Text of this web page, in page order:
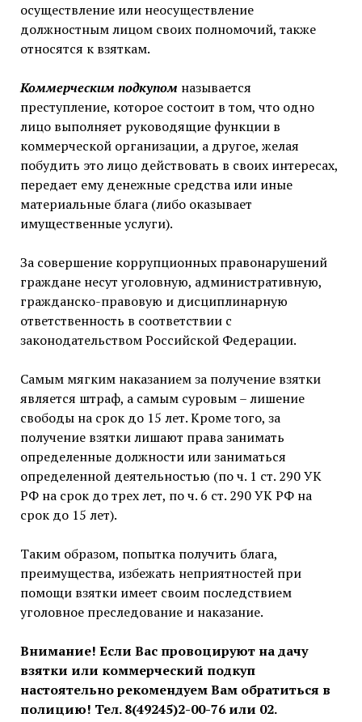
осуществление или неосуществление
должностным лицом своих полномочий, также
относятся к взяткам.
Коммерческим подкупом называется
преступление, которое состоит в том, что одно
лицо выполняет руководящие функции в
коммерческой организации, а другое, желая
побудить это лицо действовать в своих интересах,
передает ему денежные средства или иные
материальные блага (либо оказывает
имущественные услуги).
За совершение коррупционных правонарушений
граждане несут уголовную, административную,
гражданско-правовую и дисциплинарную
ответственность в соответствии с
законодательством Российской Федерации.
Самым мягким наказанием за получение взятки
является штраф, а самым суровым – лишение
свободы на срок до 15 лет. Кроме того, за
получение взятки лишают права занимать
определенные должности или заниматься
определенной деятельностью (по ч. 1 ст. 290 УК
РФ на срок до трех лет, по ч. 6 ст. 290 УК РФ на
срок до 15 лет).
Таким образом, попытка получить блага,
преимущества, избежать неприятностей при
помощи взятки имеет своим последствием
уголовное преследование и наказание.
Внимание! Если Вас провоцируют на дачу
взятки или коммерческий подкуп
настоятельно рекомендуем Вам обратиться в
полицию! Тел. 8(49245)2-00-76 или 02.